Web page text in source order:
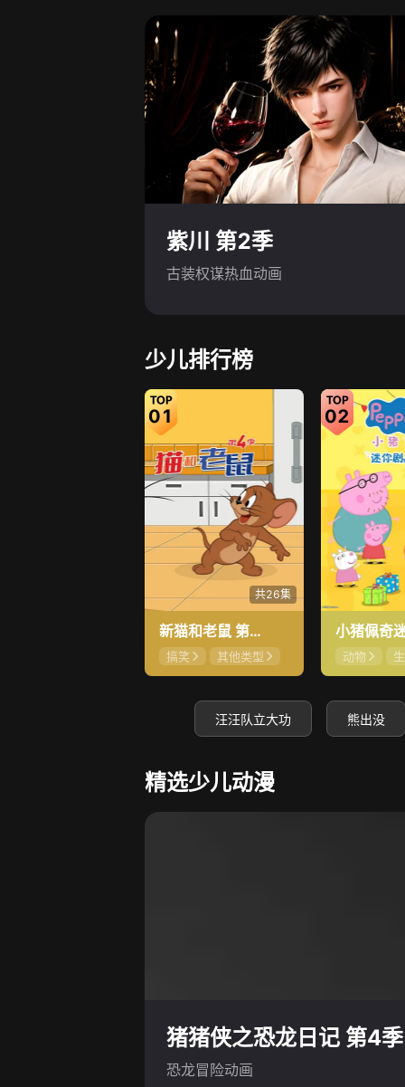
紫川 第2季
古装权谋热血动画
少儿排行榜
01
共26集
新猫和老鼠 第4季
搞笑 其他类型
02
动物
汪汪队立大功 熊出没
精选少儿动漫
猪猪侠之恐龙日记 第4季
恐龙冒险动画